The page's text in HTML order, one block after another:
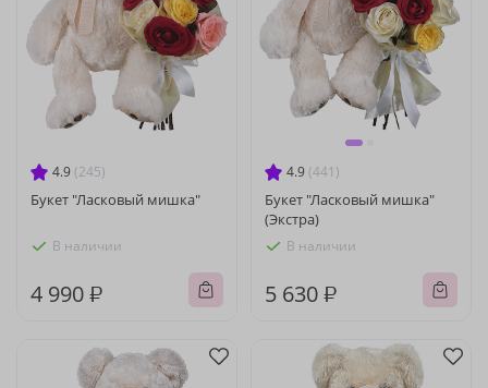
4.9 (245)
Букет "Ласковый мишка"
В наличии
4 990 ₽
4.9 (441)
Букет "Ласковый мишка"
(Экстра)
В наличии
5 630 ₽